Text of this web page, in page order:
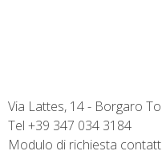
Via Lattes, 14 - Borgaro
Tel +39 347 034 3184
Modulo di richiesta